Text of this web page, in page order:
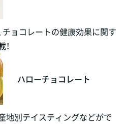
チョコレートの健康効果に関す
ハローチョコレート
地別テイスティングなどがで